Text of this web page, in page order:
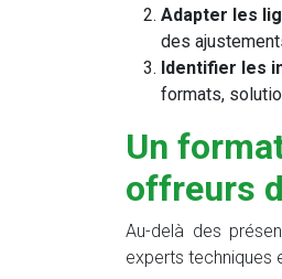
Adapter les
des
Identifier les
formats,
Un
offreurs
Au-delà des
experts techniques